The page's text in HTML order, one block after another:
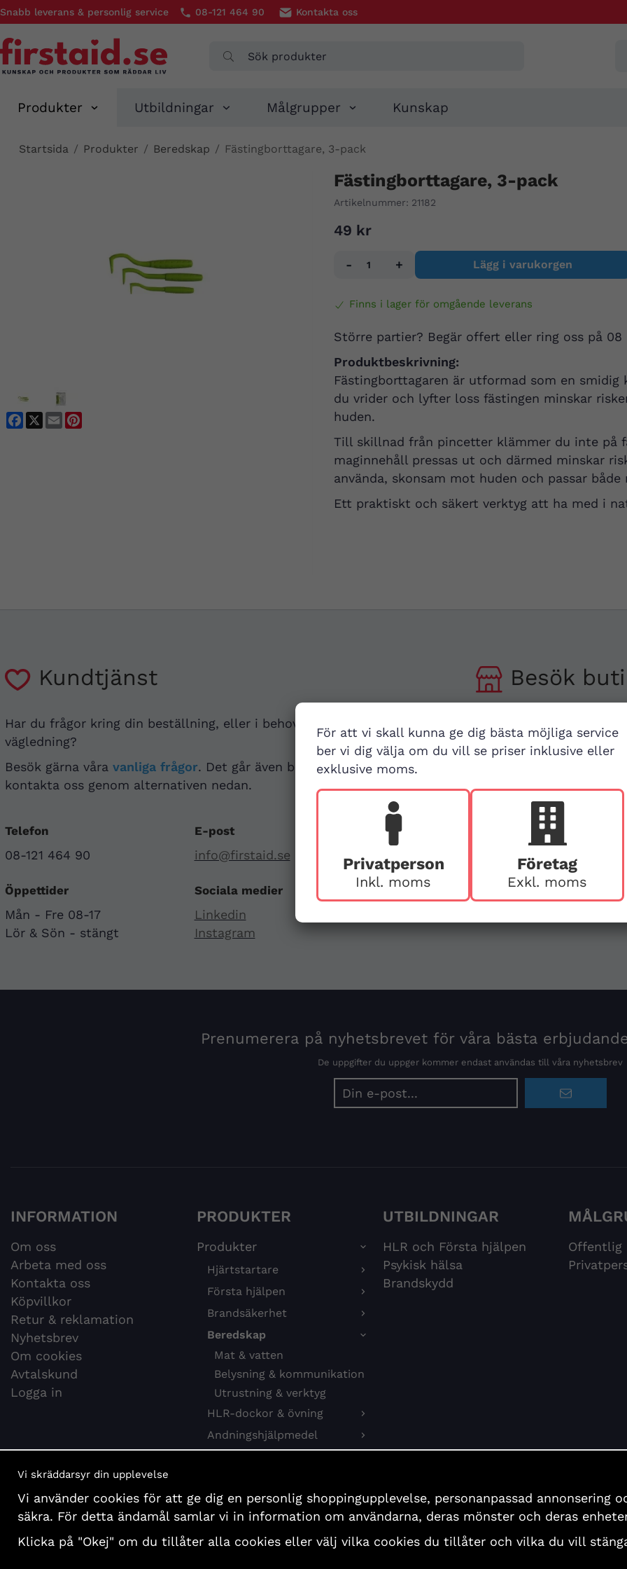
För att vi skall kunna ge dig bästa möjliga service
ber vi dig välja om du vill se priser inklusive eller
exklusive moms.
Privatperson
Inkl. moms
Företag
Exkl. moms
Snabb leverans & personlig service 08-121 464 90 Kontakta oss
Produkter Utbildningar Målgrupper Kunskap
Startsida / Produkter / Beredskap / Fästingborttagare, 3-pack
Facebook
X Email
Fästingborttagare, 3-pack
Artikelnummer: 21182
49 kr
- + Lägg i varukorgen
Finns i lager för omgående leverans
Större partier? Begär offert eller ring oss på 08
Produktbeskrivning:
Fästingborttagaren är utformad som en
du vrider och lyfter loss fästingen minskar
huden.
Till skillnad från pincetter klämmer du inte på
maginnehåll pressas ut och därmed minskar
använda, skonsam mot huden och passar
Ett praktiskt och säkert verktyg att ha med i
Kundtjänst
Har du frågor kring din beställning, eller i behov av
vägledning?
Besök gärna våra vanliga frågor. Det går även bra att
kontakta oss genom alternativen nedan.
Telefon
08-121 464 90
E-post
info@firstaid.se
Öppettider
Mån - Fre 08-17
Lör & Sön - stängt
Sociala medier
Linkedin
Instagram
Besök
First Aid Sweden
Hägerstensvägen 125
126 48 Hägersten,
Ring före vid besök
Prenumerera på nyhetsbrevet för våra bästa
De uppgifter du uppger kommer endast användas till våra nyhetsbrev
postadress
INFORMATION
Om oss
Arbeta med oss
Kontakta oss
Köpvillkor
Retur & reklamation
Nyhetsbrev
Om cookies
Avtalskund
Logga in
PRODUKTER
Produkter
Hjärtstartare
Första hjälpen
Brandsäkerhet
Beredskap
Mat & vatten
Belysning & kommunikation
Utrustning & verktyg
HLR-dockor & övning
Andningshjälpmedel
Böcker och affischer
Presentartiklar
UTBILDNINGAR
HLR och Första hjälpen
Psykisk hälsa
Brandskydd
Offentlig
Vi skräddarsyr din upplevelse
Vi använder cookies för att ge dig en personlig shoppingupplevelse, personanpassad
säkra. För detta ändamål samlar vi in information om användarna, deras mönster och deras
Klicka på "Okej" om du tillåter alla cookies eller välj vilka cookies du tillåter och vilka du vill